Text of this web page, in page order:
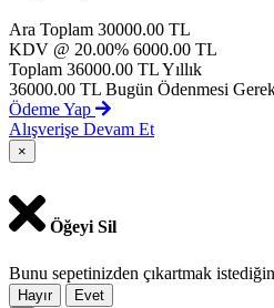
Ara Toplam 30000.00 TL
KDV @ 20.00% 6000.00 TL
Toplam 36000.00 TLYıllık
36000.00 TL Bugün Ödenmesi
Ödeme Yap
Alışverişe Devam Et
×
Öğeyi Sil
Bunu sepetinizden çıkartmak
Hayır
Evet